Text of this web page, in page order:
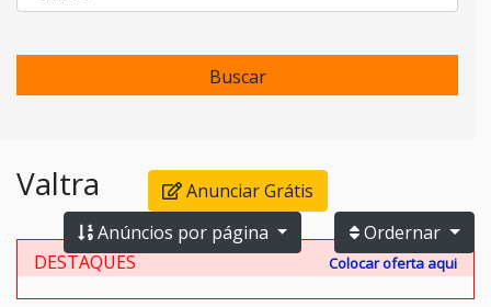
Buscar
Valtra
Anunciar Grátis
Ordernar
Anúncios por página
DESTAQUES
Colocar oferta aqui